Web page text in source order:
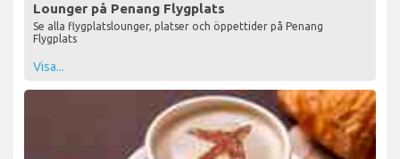
Lounger på Penang Flygplats
Se alla flygplatslounger, platser och öppettider på Penang
Flygplats
Visa...